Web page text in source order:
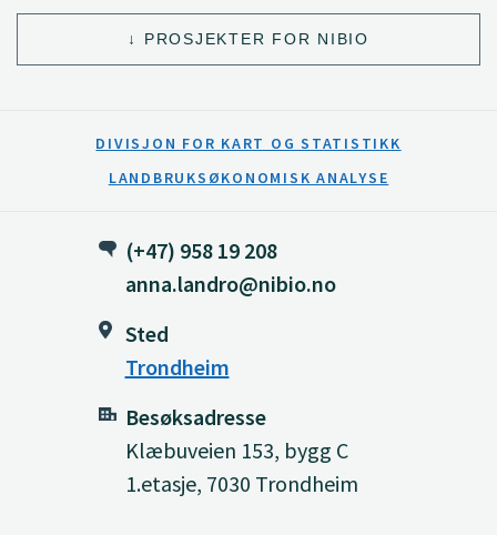
PROSJEKTER FOR NIBIO
DIVISJON FOR KART OG STATISTIKK
LANDBRUKSØKONOMISK ANALYSE
(+47) 958 19 208
anna.landro@nibio.no
Sted
Trondheim
Besøksadresse
Klæbuveien 153, bygg C
1.etasje, 7030 Trondheim